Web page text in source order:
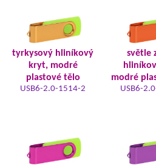
tyrkysový hliníkový
kryt, modré
plastové tělo
USB6-2.0-1514-2
světle
modré
USB6-